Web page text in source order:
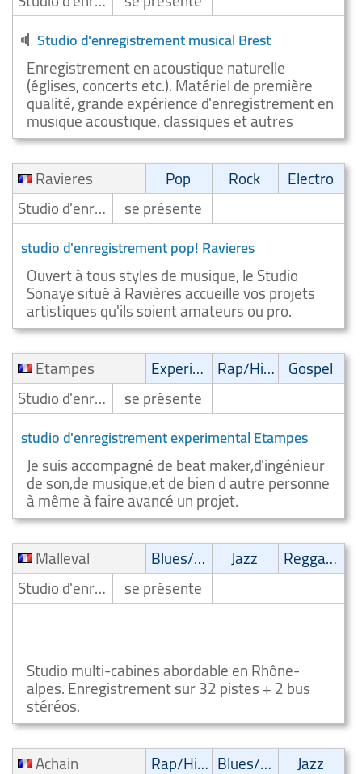
Studio d'enregistrement musical Brest
Enregistrement en acoustique naturelle
(églises, concerts etc.). Matériel de première
qualité, grande expérience d'enregistrement en
musique acoustique, classiques et autres
Ravieres
Pop Rock
Electro
Studio d'enregistrement
se présente
studio d'enregistrement pop! Ravieres
Ouvert à tous styles de musique, le Studio
Sonaye situé à Ravières accueille vos projets
artistiques qu'ils soient amateurs ou pro.
Etampes
Experimental Rap/Hip-Hop/RnB Gospel
Studio d'enregistrement
se présente
studio d'enregistrement experimental Etampes
Je suis accompagné de beat maker,d'ingénieur
de son,de musique,et de bien d autre personne
à même à faire avancé un projet.
Malleval
Blues/Swing Jazz
Reggae/Ragga/Dub
Studio d'enregistrement
se présente
Studio multi-cabines abordable en Rhône-
alpes. Enregistrement sur 32 pistes + 2 bus
stéréos.
Achain
Rap/Hip-Hop/RnB Blues/Swing
Jazz